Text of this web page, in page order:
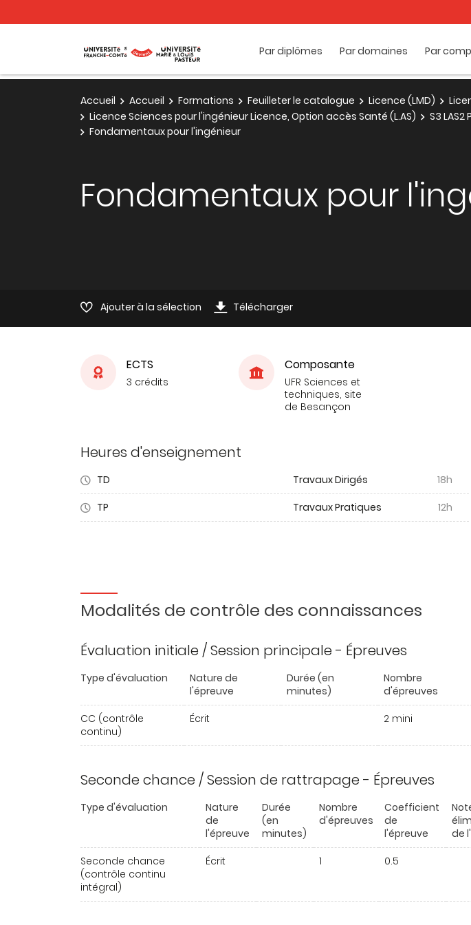
Par diplômes Par domaines Par
Accueil Accueil Formations Feuilleter le catalogue Licence (LMD)
Licence Sciences pour l'ingénieur Licence, Option accès Santé (L.AS)
S3
Fondamentaux pour l'ingénieur
Fondamentaux pour
Ajouter à la sélection Télécharger
ECTS
3 crédits
Composante
UFR Sciences et
techniques, site
de Besançon
Heures d'enseignement
TD Travaux Dirigés
18h
TP
Travaux Pratiques 12h
Modalités de contrôle des connaissances
Évaluation initiale / Session principale - Épreuves
Type d'évaluation
Nature de
l'épreuve
Durée (en
minutes)
Nombre
d'épreuves
CC (contrôle
continu)
Écrit 2 mini
Seconde chance / Session de rattrapage - Épreuves
Type d'évaluation
Nature
de
l'épreuve
Durée
(en
minutes)
Nombre
d'épreuves
Coefficient
de
l'épreuve
de
Seconde chance
(contrôle continu
intégral)
Écrit 1 0.5